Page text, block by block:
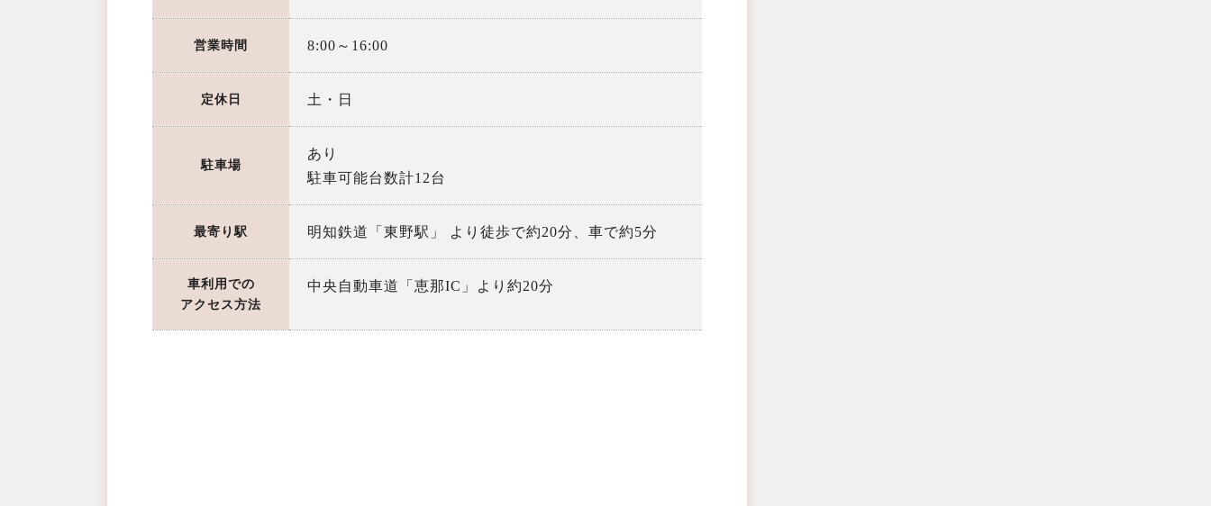
営業時間 8:00～16:00
定休日 土・日
駐車場
あり
駐車可能台数計12台
最寄り駅 明知鉄道「東野駅」 より徒歩で約20分、車で約5分
車利用での
アクセス方法
中央自動車道「恵那IC」より約20分